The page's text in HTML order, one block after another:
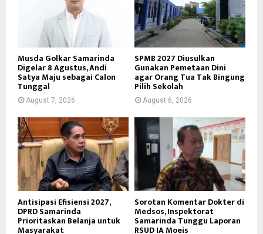
Musda Golkar Samarinda
Digelar 8 Agustus, Andi
Satya Maju sebagai Calon
Tunggal
August 7, 2026
SPMB 2027 Diusulkan
Gunakan Pemetaan Dini
agar Orang Tua Tak Bingung
Pilih Sekolah
August 6, 2026
Antisipasi Efisiensi 2027,
DPRD Samarinda
Prioritaskan Belanja untuk
Masyarakat
Sorotan Komentar Dokter di
Medsos, Inspektorat
Samarinda Tunggu Laporan
RSUD IA Moeis